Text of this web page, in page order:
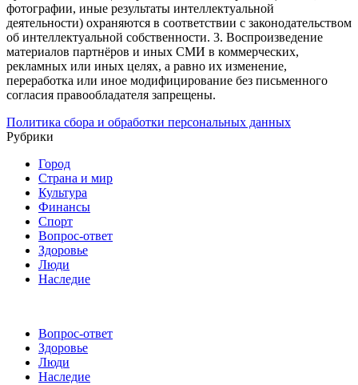
фотографии, иные результаты интеллектуальной
деятельности) охраняются в соответствии с законодательством
об интеллектуальной собственности. 3. Воспроизведение
материалов партнёров и иных СМИ в коммерческих,
рекламных или иных целях, а равно их изменение,
переработка или иное модифицирование без письменного
согласия правообладателя запрещены.
Политика сбора и обработки персональных данных
Рубрики
Город
Страна и мир
Культура
Финансы
Спорт
Вопрос-ответ
Здоровье
Люди
Наследие
Вопрос-ответ
Здоровье
Люди
Наследие